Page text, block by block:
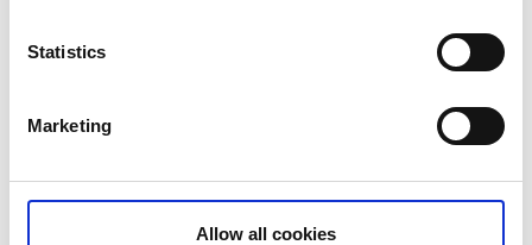
Statistics
Marketing
Allow all cookies
Leden går nära Kroksjön vilket inbjuder till fina